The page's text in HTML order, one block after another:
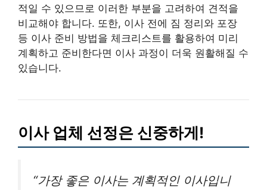
적일 수 있으므로 이러한 부분을 고려하여 견적을
비교해야 합니다. 또한, 이사 전에 짐 정리와 포장
등 이사 준비 방법을 체크리스트를 활용하여 미리
계획하고 준비한다면 이사 과정이 더욱 원활해질 수
있습니다.
이사 업체 선정은 신중하게!
“가장 좋은 이사는 계획적인 이사입니